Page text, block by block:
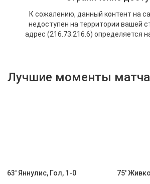
Лучшие моменты матча
63' Яннулис, Гол, 1-0 75'